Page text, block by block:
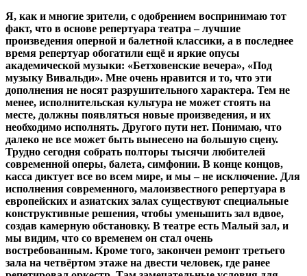
Я, как и многие зрители, с одобрением воспринимаю тот
факт, что в основе репертуара театра – лучшие
произведения оперной и балетной классики, а в последнее
время репертуар обогатили ещё и яркие опусы
академической музыки: «Бетховенские вечера», «Под
музыку Вивальди». Мне очень нравится и то, что эти
дополнения не носят разрушительного характера. Тем не
менее, исполнительская культура не может стоять на
месте, должны появляться новые произведения, и их
необходимо исполнять. Другого пути нет. Понимаю, что
далеко не все может быть вынесено на большую сцену.
Трудно сегодня собрать полторы тысячи любителей
современной оперы, балета, симфонии. В конце концов,
касса диктует все во всем мире, и мы – не исключение. Для
исполнения современного, малоизвестного репертуара в
европейских и азиатских залах существуют специальные
конструктивные решения, чтобы уменьшить зал вдвое,
создав камерную обстановку. В театре есть Малый зал, и
мы видим, что со временем он стал очень
востребованным. Кроме того, закончен ремонт третьего
зала на четвёртом этаже на двести человек, где ранее